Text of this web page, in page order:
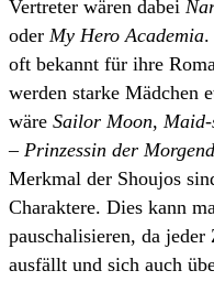
Vertreter wären dabei
oder My Hero Academia.
oft bekannt für ihre
werden starke Mädchen
wäre Sailor Moon, Maid-
– Prinzessin der
Merkmal der Shoujos
Charaktere. Dies kann
pauschalisieren, da
ausfällt und sich auch